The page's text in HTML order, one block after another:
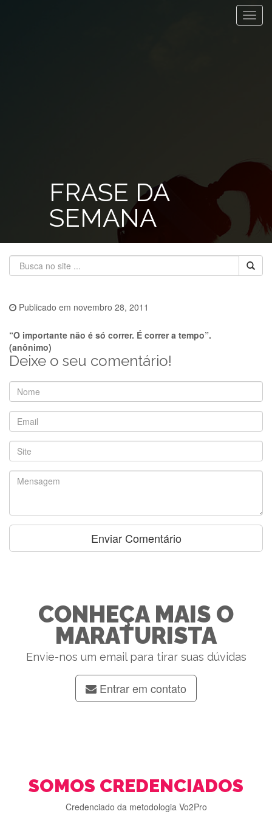
FRASE DA
SEMANA
Publicado em novembro 28, 2011
“O importante não é só correr. É correr a tempo”.
(anônimo)
Deixe o seu comentário!
CONHEÇA MAIS O
MARATURISTA
Envie-nos um email para tirar suas dúvidas
Entrar em contato
SOMOS CREDENCIADOS
Credenciado da metodologia Vo2Pro